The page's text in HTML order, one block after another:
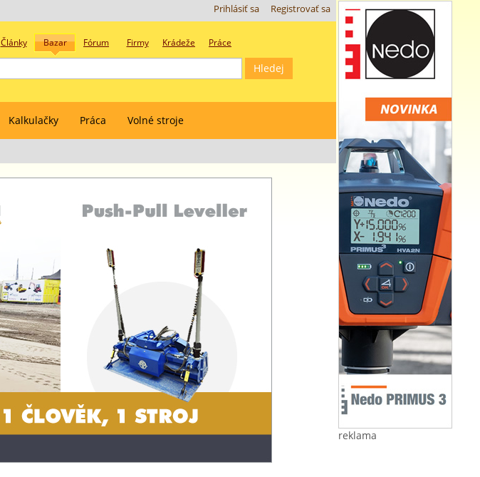
reklama
Registrovať sa
Prihlásiť sa
Články Bazar Fórum Firmy Krádeže Práce
Kalkulačky Práca Volné stroje